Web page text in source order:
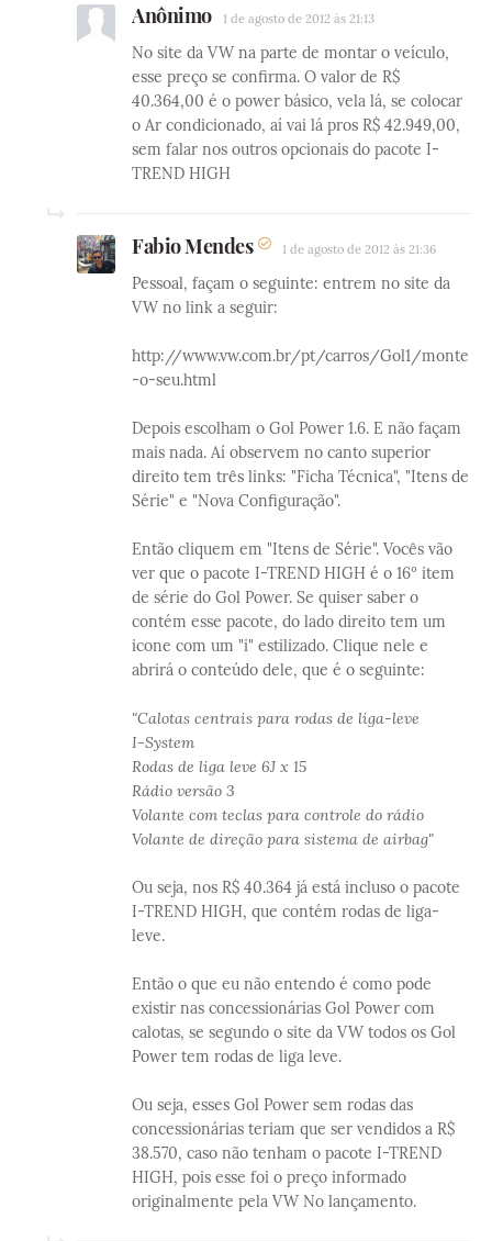
Anônimo 1 de agosto de 2012 às 21:13
No site da VW na parte de montar o veículo,
esse preço se confirma. O valor de R$
40.364,00 é o power básico, vela lá, se colocar
o Ar condicionado, aí vai lá pros R$ 42.949,00,
sem falar nos outros opcionais do pacote I-
TREND HIGH
Fabio Mendes 1 de agosto de 2012 às 21:36
Pessoal, façam o seguinte: entrem no site da
VW no link a seguir:
http://www.vw.com.br/pt/carros/Gol1/monte
-o-seu.html
Depois escolham o Gol Power 1.6. E não façam
mais nada. Aí observem no canto superior
direito tem três links: "Ficha Técnica", "Itens de
Série" e "Nova Configuração".
Então cliquem em "Itens de Série". Vocês vão
ver que o pacote I-TREND HIGH é o 16º item
de série do Gol Power. Se quiser saber o
contém esse pacote, do lado direito tem um
icone com um "i" estilizado. Clique nele e
abrirá o conteúdo dele, que é o seguinte:
"Calotas centrais para rodas de liga-leve
I-System
Rodas de liga leve 6J x 15
Rádio versão 3
Volante com teclas para controle do rádio
Volante de direção para sistema de airbag"
Ou seja, nos R$ 40.364 já está incluso o pacote
I-TREND HIGH, que contém rodas de liga-
leve.
Então o que eu não entendo é como pode
existir nas concessionárias Gol Power com
calotas, se segundo o site da VW todos os Gol
Power tem rodas de liga leve.
Ou seja, esses Gol Power sem rodas das
concessionárias teriam que ser vendidos a R$
38.570, caso não tenham o pacote I-TREND
HIGH, pois esse foi o preço informado
originalmente pela VW No lançamento.